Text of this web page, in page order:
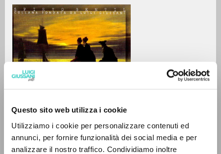
Questo sito web utilizza i cookie
Utilizziamo i cookie per personalizzare contenuti ed
annunci, per fornire funzionalità dei social media e per
analizzare il nostro traffico. Condividiamo inoltre
Giussani Luigi Author
MORE RESULTS
THE PROJECT